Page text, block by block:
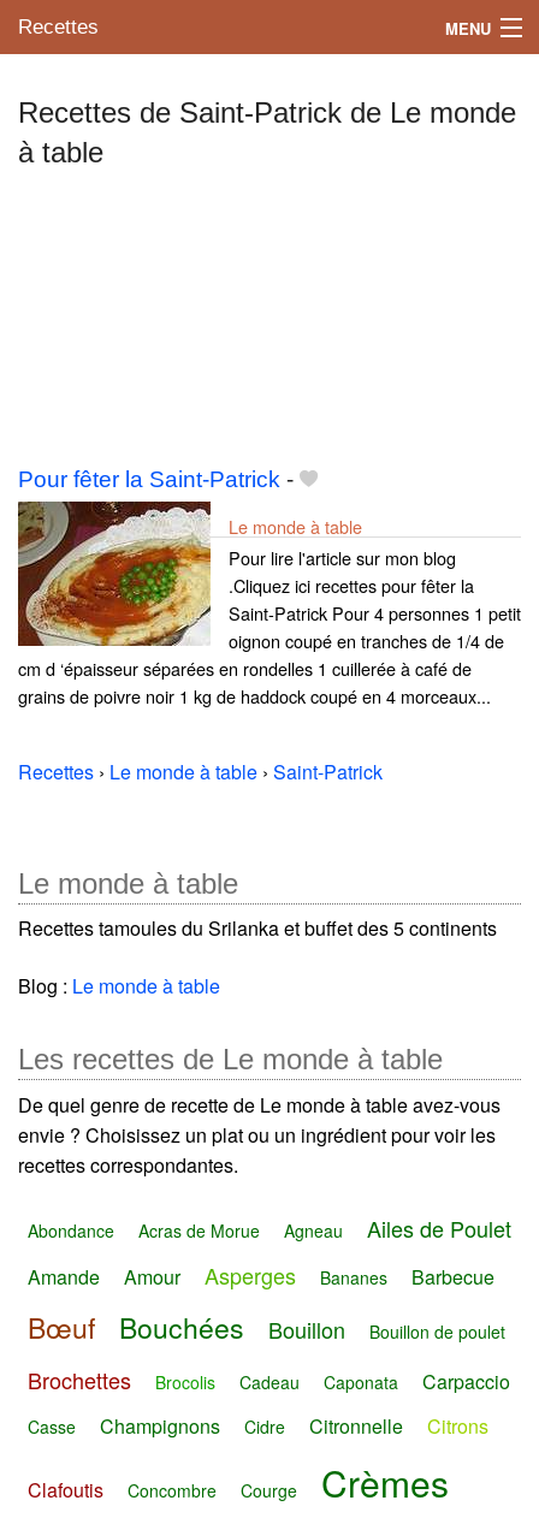
Recettes MENU
Mes blogs préférés
Recettes de Saint-Patrick de Le monde
à table
Pour fêter la Saint-Patrick -
Le monde à table
Pour lire l'article sur mon blog
.Cliquez ici recettes pour fêter la
Saint-Patrick Pour 4 personnes 1 petit
oignon coupé en tranches de 1/4 de
cm d ‘épaisseur séparées en rondelles 1 cuillerée à café de
grains de poivre noir 1 kg de haddock coupé en 4 morceaux...
Recettes › Le monde à table › Saint-Patrick
Le monde à table
Recettes tamoules du Srilanka et buffet des 5 continents
Blog : Le monde à table
Les recettes de Le monde à table
De quel genre de recette de Le monde à table avez-vous
envie ? Choisissez un plat ou un ingrédient pour voir les
recettes correspondantes.
Abondance Acras de Morue Agneau Ailes de Poulet
Amande Amour Asperges Bananes Barbecue
Bœuf Bouchées Bouillon Bouillon de poulet
Brochettes Brocolis Cadeau Caponata Carpaccio
Casse Champignons Cidre Citronnelle Citrons
Clafoutis Concombre Courge Crèmes